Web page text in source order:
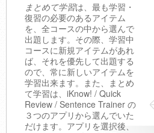
まとめて学習は、最も学習・
復習の必要のあるアイテム
を、全コースの中から選んで
出題します。その際、学習中
コースに新規アイテムがあれ
ば、それを優先して出題する
ので、常に新しいアイテムを
学習出来ます。また、まとめ
て学習は、iKnow! / Quick
Review / Sentence Trainer の
３つのアプリから選んでいた
だけます。アプリを選択後、